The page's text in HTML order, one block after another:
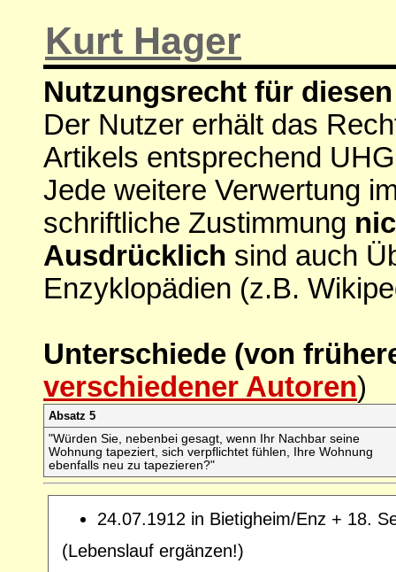
Kurt Hager
Nutzungsrecht für
Der Nutzer erhält das
Artikels entsprechend
Jede weitere Verwertung
schriftliche Zustimmung
Ausdrücklich sind auch
Enzyklopädien (z.B.
Unterschiede (von
verschiedener Autoren)
Absatz 5
"Würden Sie, nebenbei gesagt, wenn Ihr Nachbar seine
Wohnung tapeziert, sich verpflichtet fühlen, Ihre Wohnung
ebenfalls neu zu tapezieren?"
24.07.1912 in Bietigheim/Enz + 18.
(Lebenslauf ergänzen!)